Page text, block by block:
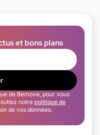
et bons plans
de Bemove, pour vous
notre politique de
de vos données.